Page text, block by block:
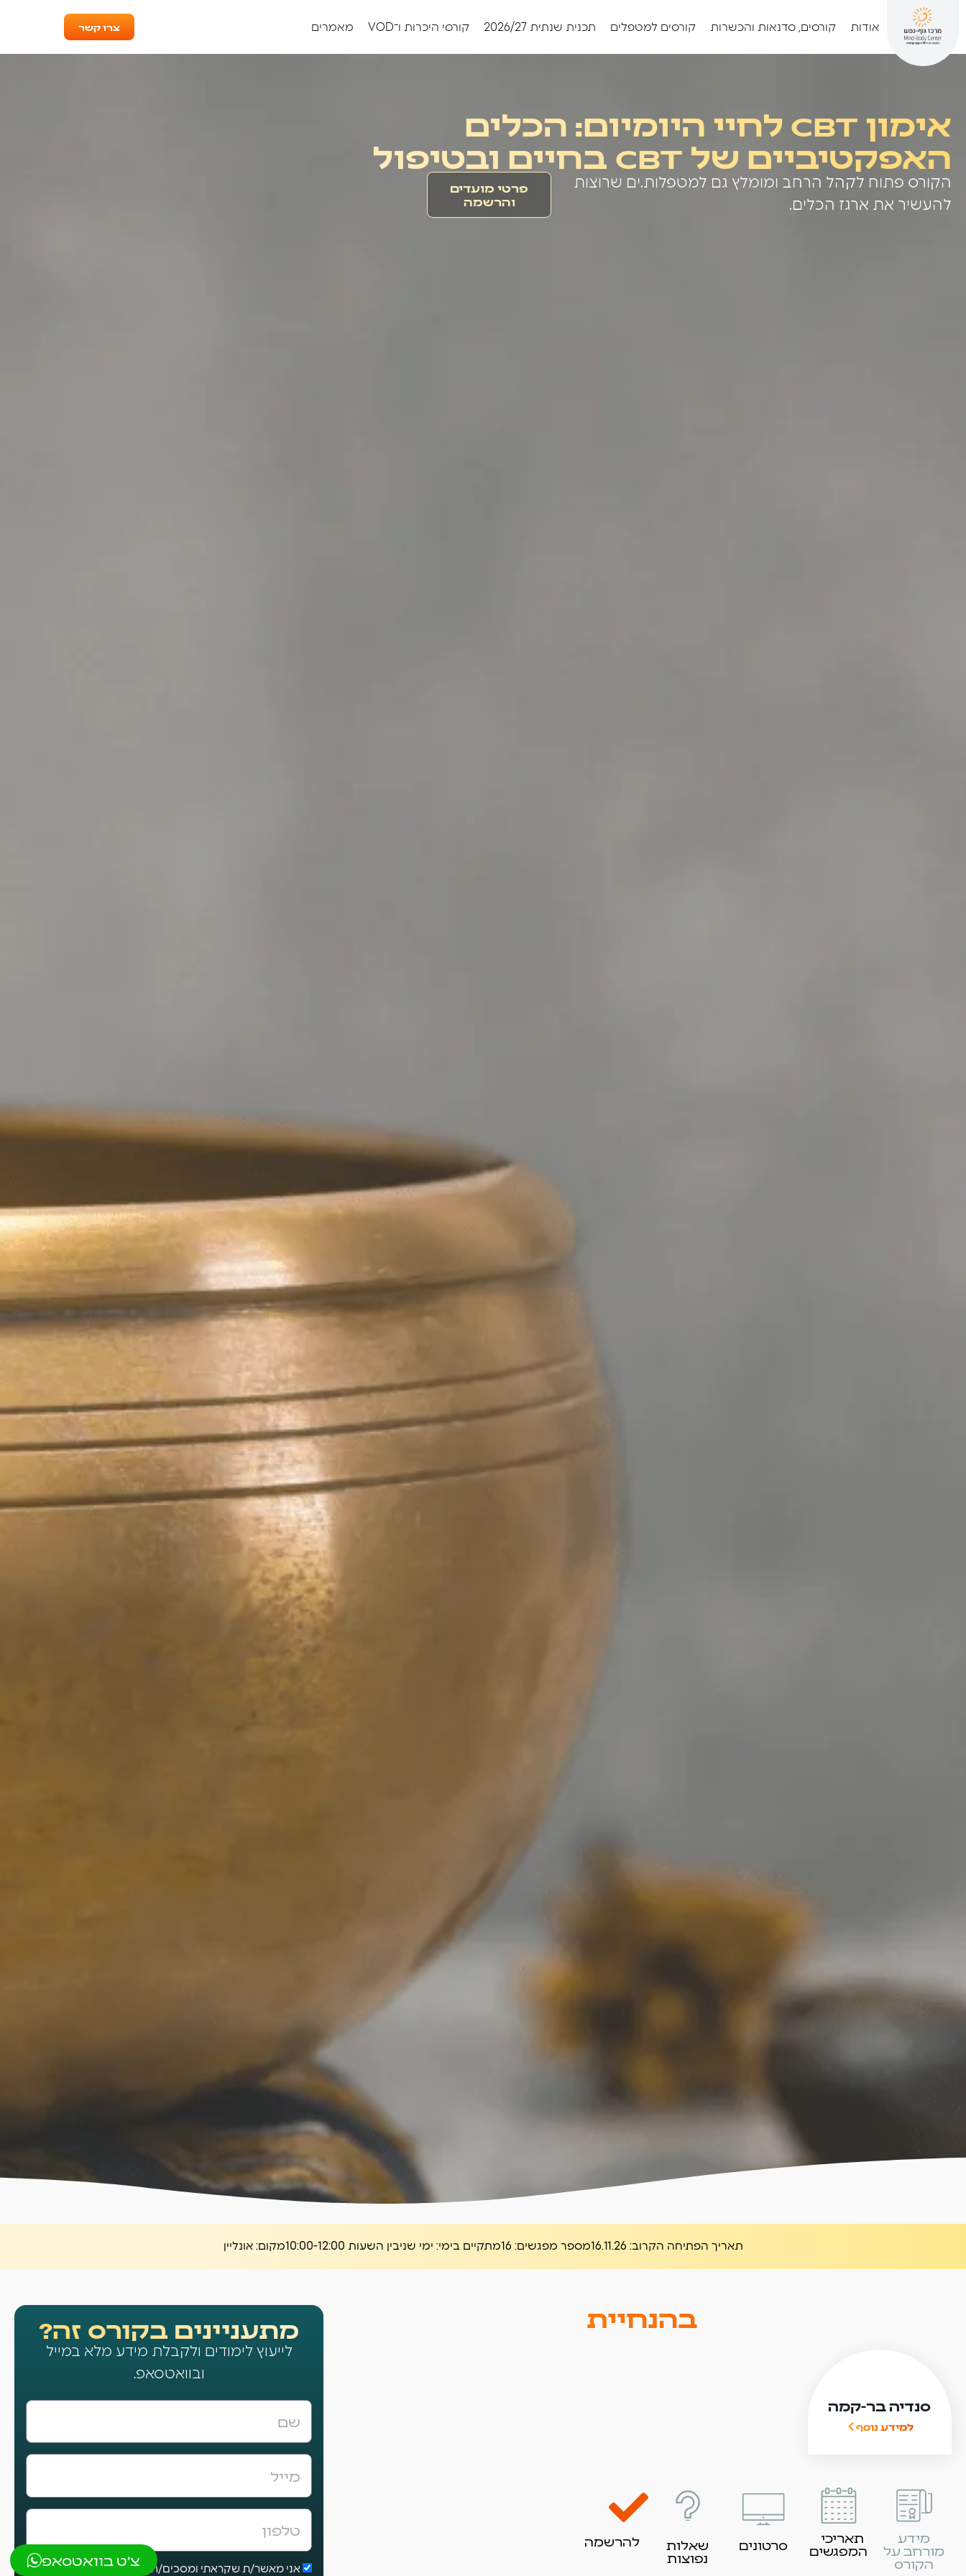
אודות קורסים, סדנאות והכשרות קורסים למטפלים תכנית שנתית 2026/27 קורסי היכרות ו־VOD מאמרים צרו קשר
אימון CBT לחיי היומיום: הכלים
האפקטיביים של CBT בחיים ובטיפול
הקורס פתוח לקהל הרחב ומומלץ גם למטפלות.ים שרוצות
להעשיר את ארגז הכלים.
פרטי מועדים
והרשמה
תאריך הפתיחה הקרוב: מספר מפגשים: מתקיים בימי: ימי שניבין השעות מקום: אונליין
בהנחיית
סנדיה בר-קמה
למידע נוסף
מידע
מורחב על
הקורס
תאריכי
המפגשים סרטונים שאלות
נפוצות
להרשמה
מתעניינים בקורס זה?
לייעוץ לימודים ולקבלת מידע מלא במייל
ובוואטסאפ.
אני מאשר/ת שקראתי ומסכים/ה לתנאי השימוש ומדיניות
צ'ט בוואטסאפ